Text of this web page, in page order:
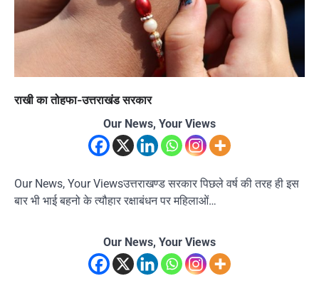
राखी का तोहफा-उत्तराखंड सरकार
Our News, Your Views
Our News, Your Viewsउत्तराखण्ड सरकार पिछले वर्ष की तरह ही इस
बार भी भाई बहनो के त्यौहार रक्षाबंधन पर महिलाओं…
Our News, Your Views